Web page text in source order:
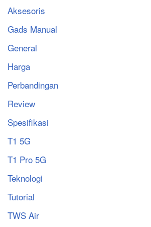
Aksesoris
Gads Manual
General
Harga
Perbandingan
Review
Spesifikasi
T1 5G
T1 Pro 5G
Teknologi
Tutorial
TWS Air